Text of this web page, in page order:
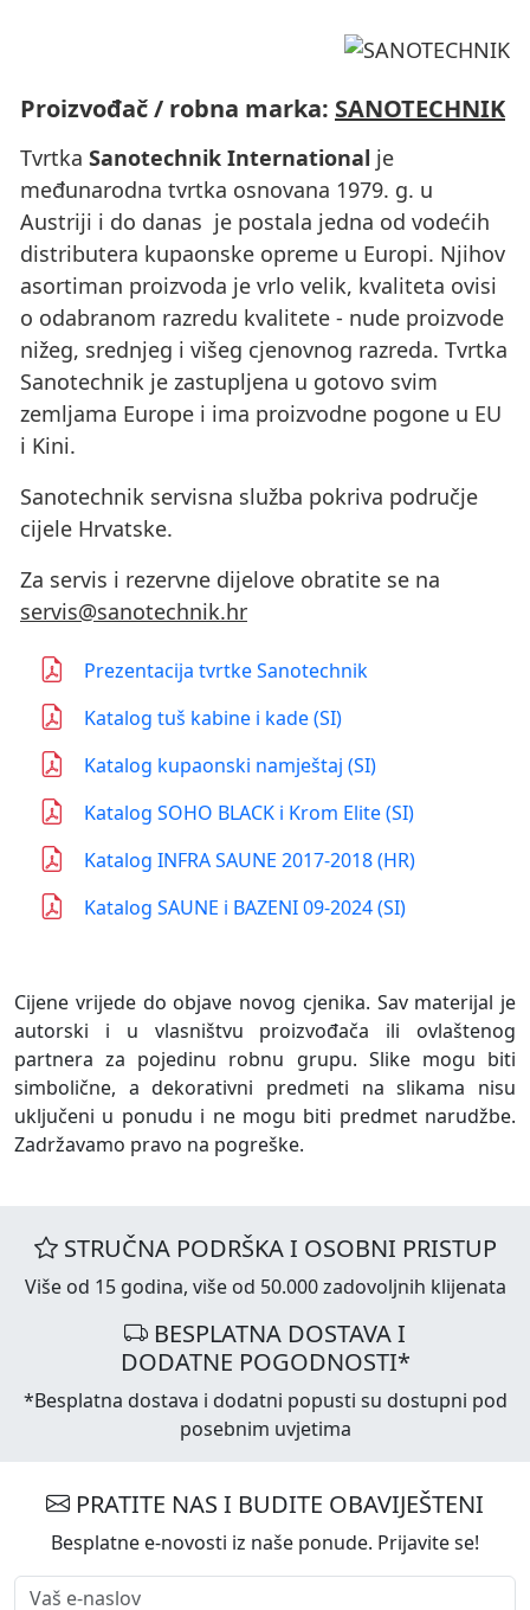
Proizvođač / robna marka: SANOTECHNIK
Tvrtka Sanotechnik International je
međunarodna tvrtka osnovana 1979. g. u
Austriji i do danas je postala jedna od vodećih
distributera kupaonske opreme u Europi. Njihov
asortiman proizvoda je vrlo velik, kvaliteta ovisi
o odabranom razredu kvalitete - nude proizvode
nižeg, srednjeg i višeg cjenovnog razreda. Tvrtka
Sanotechnik je zastupljena u gotovo svim
zemljama Europe i ima proizvodne pogone u EU
i Kini.
Sanotechnik servisna služba pokriva područje
cijele Hrvatske.
Za servis i rezervne dijelove obratite se na
servis@sanotechnik.hr
Prezentacija tvrtke Sanotechnik
Katalog tuš kabine i kade (SI)
Katalog kupaonski namještaj (SI)
Katalog SOHO BLACK i Krom Elite (SI)
Katalog INFRA SAUNE 2017-2018 (HR)
Katalog SAUNE i BAZENI 09-2024 (SI)
Cijene vrijede do objave novog cjenika. Sav materijal je
autorski i u vlasništvu proizvođača ili ovlaštenog
partnera za pojedinu robnu grupu. Slike mogu biti
simbolične, a dekorativni predmeti na slikama nisu
uključeni u ponudu i ne mogu biti predmet narudžbe.
Zadržavamo pravo na pogreške.
STRUČNA PODRŠKA I OSOBNI PRISTUP
Više od 15 godina, više od 50.000 zadovoljnih klijenata
BESPLATNA DOSTAVA I
DODATNE POGODNOSTI*
*Besplatna dostava i dodatni popusti su dostupni pod
posebnim uvjetima
PRATITE NAS I BUDITE OBAVIJEŠTENI
Besplatne e-novosti iz naše ponude. Prijavite se!